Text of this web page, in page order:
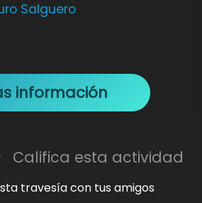
Salguero
información
Califica esta actividad
travesía con tus amigos